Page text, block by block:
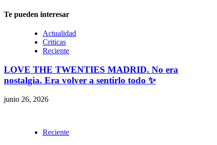
Te pueden interesar
Actualidad
Criticas
Reciente
LOVE THE TWENTIES MADRID. No era
nostalgia. Era volver a sentirlo todo ✨
junio 26, 2026
Reciente